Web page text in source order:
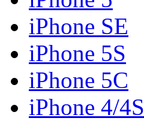
iPhone SE
iPhone 5S
iPhone 5C
iPhone 4/4S